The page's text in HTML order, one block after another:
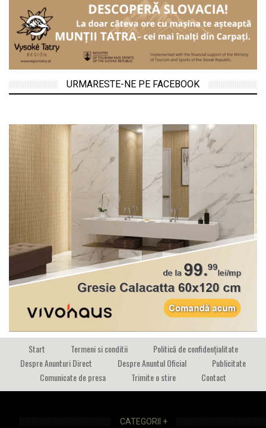
URMARESTE-NE PE FACEBOOK
Start Termeni si conditii
Politică de confidențialitate
Despre Anunturi Direct
Despre Anuntul Oficial
Publicitate
Comunicate de presa
Trimite o stire Contact
CATEGORII +